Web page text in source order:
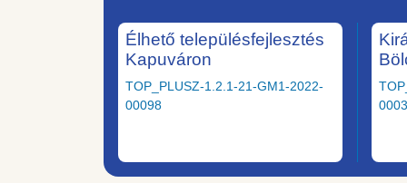
Élhető településfejlesztés
Kapuváron
TOP_PLUSZ-1.2.1-21-GM1-2022-
00098